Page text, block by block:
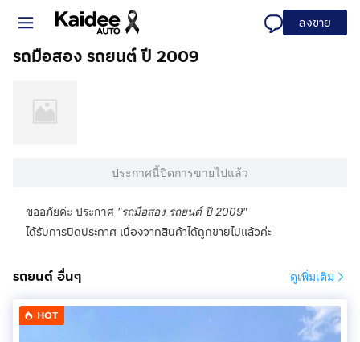
ลงขาย
รถมือสอง รถยนต์ ปี 2009
ประกาศนี้ปิดการขายไปแล้ว
ขออภัยค่ะ ประกาศ "รถมือสอง รถยนต์ ปี 2009"
ได้รับการปิดประกาศ เนื่องจากสินค้าได้ถูกขายไปแล้วค่ะ
รถยนต์ อื่นๆ ดูเพิ่มเติม
HOT